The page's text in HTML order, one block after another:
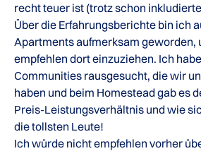
recht teuer ist (trotz schon
Über die Erfahrungsberichte bin ich
Apartments aufmerksam geworden,
empfehlen dort einzuziehen. Ich
Communities rausgesucht, die wir
haben und beim Homestead gab es
Preis-Leistungsverhältnis und wie
die tollsten Leute!
Ich würde nicht empfehlen vorher